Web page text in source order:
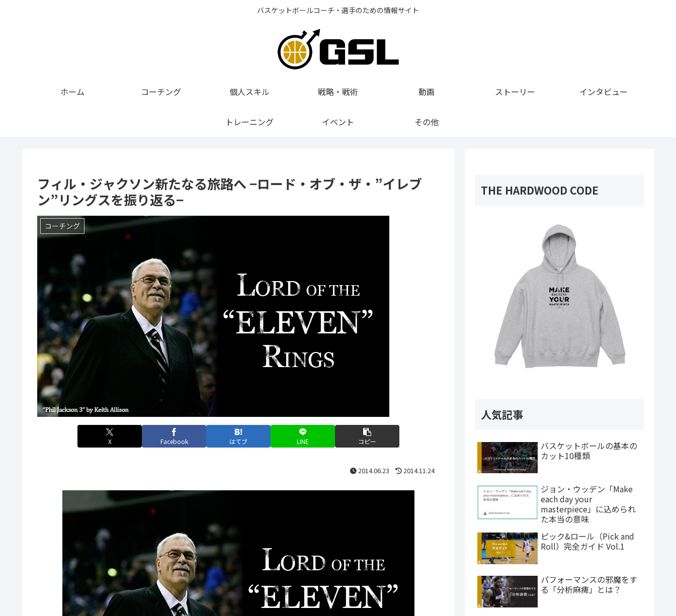
バスケットボールコーチ・選手のための情報サイト
ホーム コーチング 個人スキル 戦略・戦術 動画 ストーリー インタビュー
トレーニング イベント その他
フィル・ジャクソン新たなる旅路へ −ロード・オブ・ザ・”イレブ
ン”リングスを振り返る−
コーチング
X Facebook はてブ LINE コピー
2014.06.23 2014.11.24
THE HARDWOOD CODE
人気記事
バスケットボールの基本の
カット10種類
ジョン・ウッデン「Make
each day your
masterpiece」に込められ
た本当の意味
ピック&ロール（Pick and
Roll）完全ガイド Vol.1
パフォーマンスの邪魔をす
る「分析麻痺」とは？